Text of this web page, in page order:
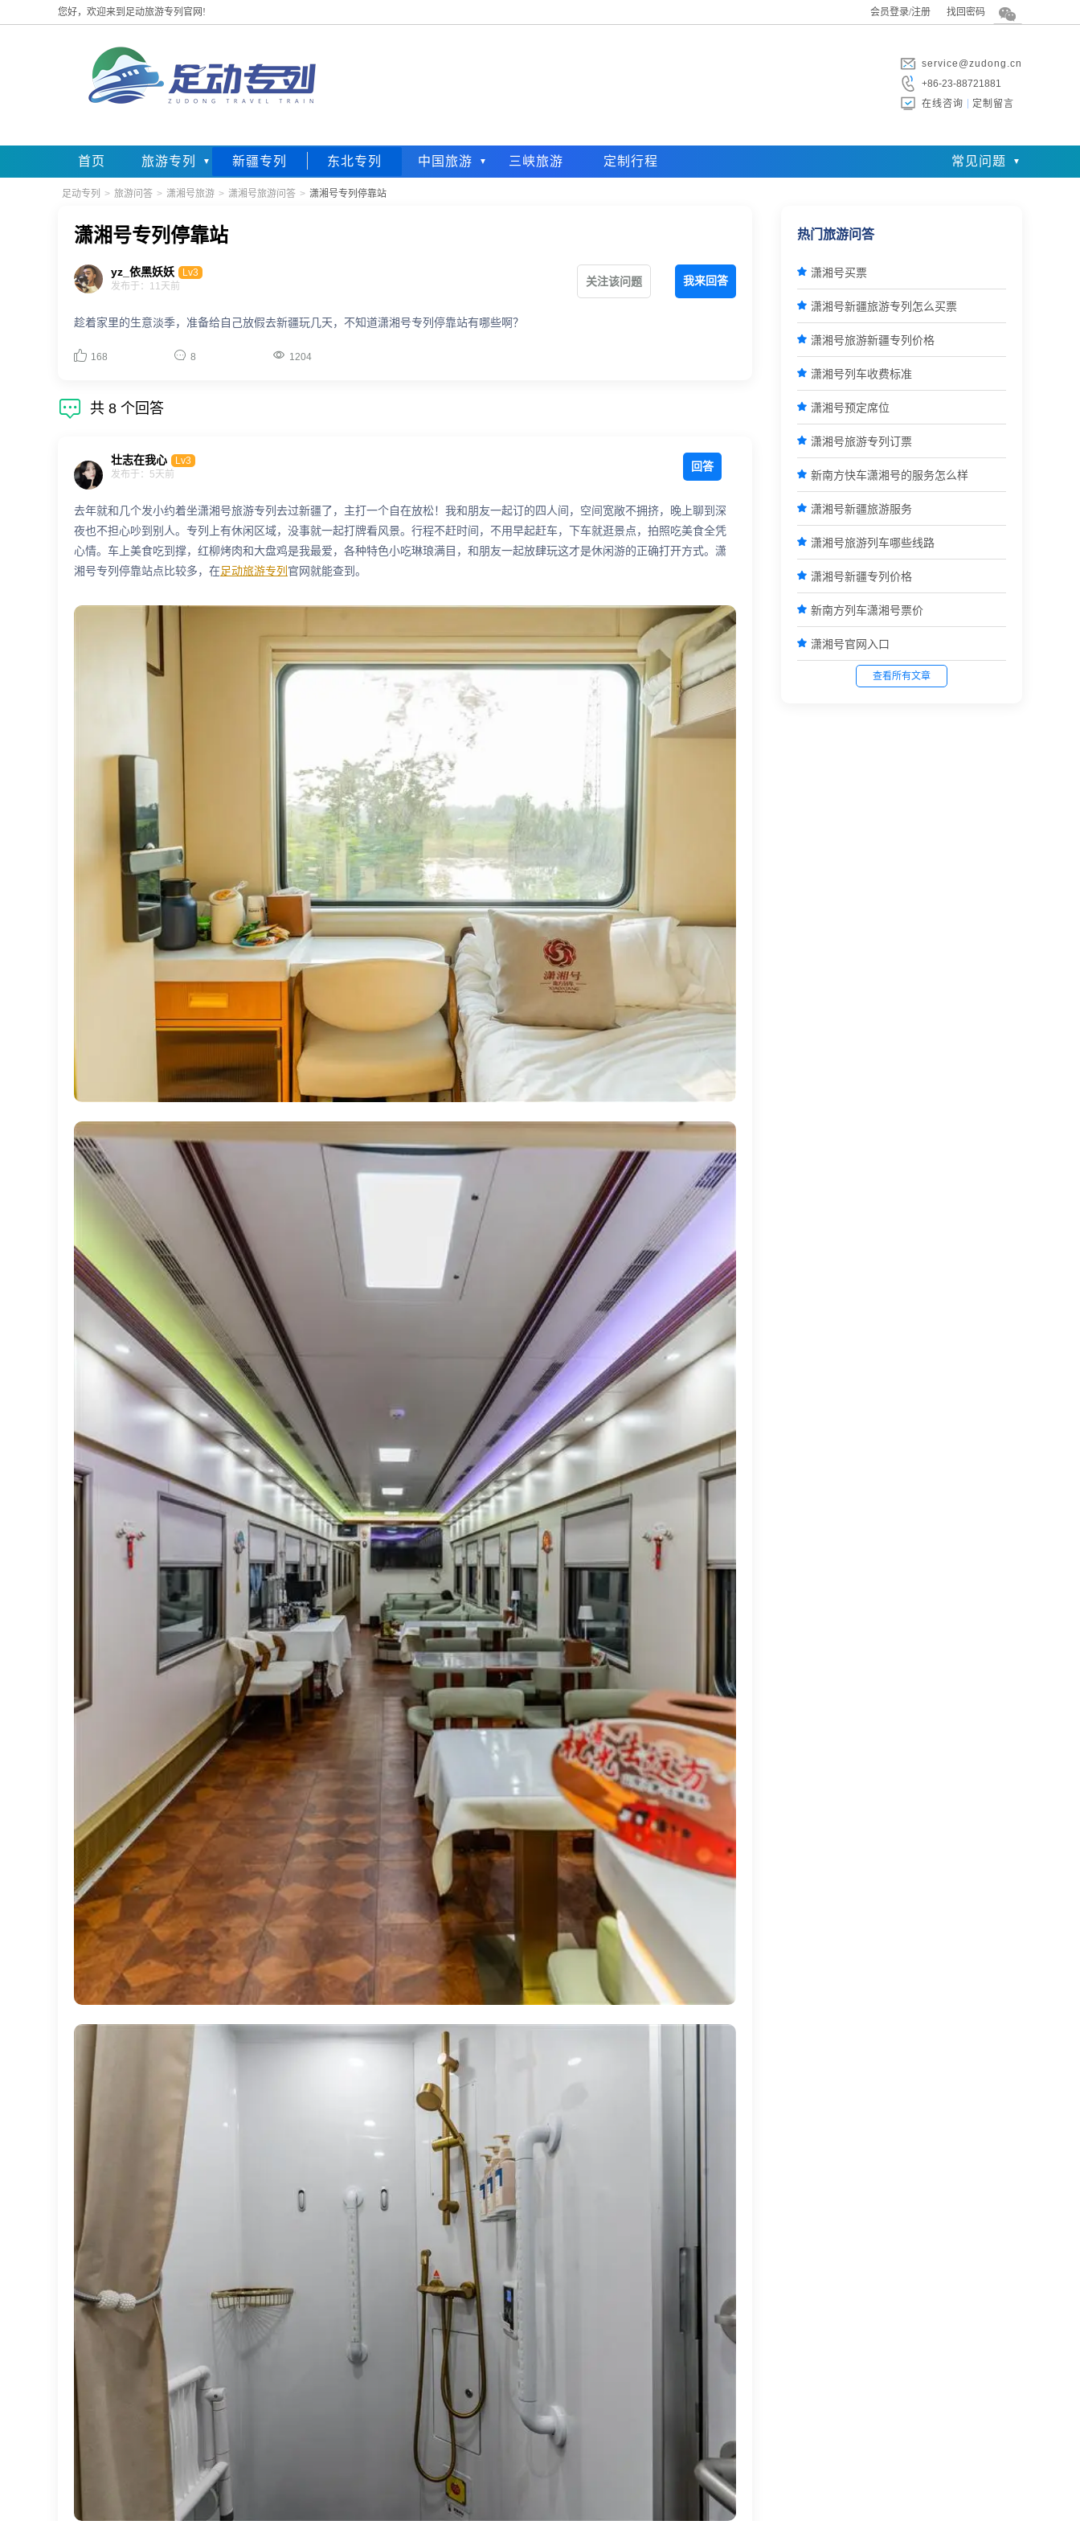
您好，欢迎来到足动旅游专列官网! 会员登录/注册 找回密码
service@zudong.cn
+86-23-88721881
在线咨询
定制留言
首页 旅游专列 新疆专列 东北专列 中国旅游 三峡旅游 定制行程 常见问题
足动专列 > 旅游问答 > 潇湘号旅游 > 潇湘号旅游问答 > 潇湘号专列停靠站
潇湘号专列停靠站
yz_依黑妖妖
Lv3
发布于：11天前
关注该问题 我来回答
趁着家里的生意淡季，准备给自己放假去新疆玩几天，不知道潇湘号专列停靠站有哪些啊？
 168  8  1204
 共 8 个回答
壮志在我心
Lv3
发布于：5天前
回答
去年就和几个发小约着坐潇湘号旅游专列去过新疆了，主打一个自在放松！我和朋友一起订的四人间，空间宽敞不拥挤，晚上聊到深
夜也不担心吵到别人。专列上有休闲区域，没事就一起打牌看风景。行程不赶时间，不用早起赶车，下车就逛景点，拍照吃美食全凭
心情。车上美食吃到撑，红柳烤肉和大盘鸡是我最爱，各种特色小吃琳琅满目，和朋友一起放肆玩这才是休闲游的正确打开方式。潇
湘号专列停靠站点比较多，在足动旅游专列 官网就能查到。
热门旅游问答
 潇湘号买票
 潇湘号新疆旅游专列怎么买票
 潇湘号旅游新疆专列价格
 潇湘号列车收费标准
 潇湘号预定席位
 潇湘号旅游专列订票
 新南方快车潇湘号的服务怎么样
 潇湘号新疆旅游服务
 潇湘号旅游列车哪些线路
 潇湘号新疆专列价格
 新南方列车潇湘号票价
 潇湘号官网入口
查看所有文章